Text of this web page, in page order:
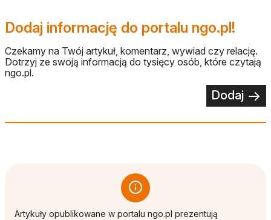
Dodaj informację do portalu ngo.pl!
Czekamy na Twój artykuł, komentarz, wywiad czy relację.
Dotrzyj ze swoją informacją do tysięcy osób, które czytają
ngo.pl.
Dodaj
Artykuły opublikowane w portalu ngo.pl prezentują